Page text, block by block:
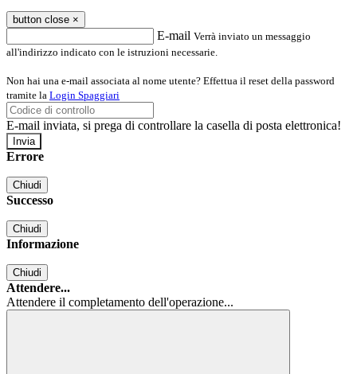
button close ×
E-mail Verrà inviato un messaggio
all'indirizzo indicato con le istruzioni necessarie.
Non hai una e-mail associata al nome utente? Effettua il reset della password
tramite la Login Spaggiari
E-mail inviata, si prega di controllare la casella di posta elettronica!
Errore
Chiudi
Successo
Chiudi
Informazione
Chiudi
Attendere...
Attendere il completamento dell'operazione...